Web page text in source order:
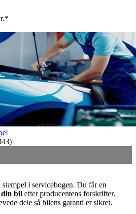
)
i servicebogen. Du får en
din bil efter producentens forskrifter.
dele så bilens garanti er sikret.